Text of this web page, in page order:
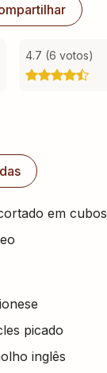
4.7 (6 votos)
em cubos
picado
inglês